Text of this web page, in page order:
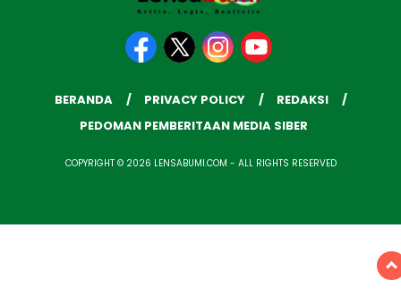
BERANDA PRIVACY POLICY
REDAKSI
PEDOMAN PEMBERITAAN MEDIA SIBER
COPYRIGHT © 2026 LENSABUMI.COM - ALL RIGHTS RESERVED